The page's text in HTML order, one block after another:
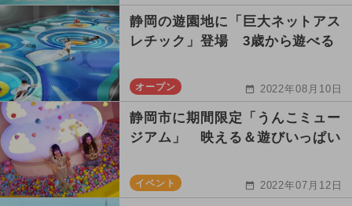
静岡の遊園地に「巨大ネットアス
レチック」登場 3歳から遊べる
オープン 2022年08月10日
静岡市に期間限定「うんこミュー
ジアム」 映える＆遊びいっぱい
イベント 2022年07月12日